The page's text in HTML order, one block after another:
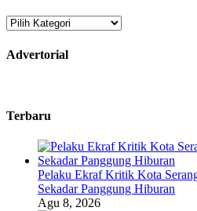
Kategori
Advertorial
Terbaru
Pelaku Ekraf Kritik Kota
Sekadar Panggung Hiburan
Agu 8, 2026